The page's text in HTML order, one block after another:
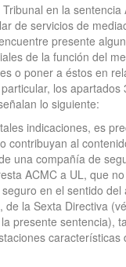
en la sentencia
de servicios de
presente
de la función del
o poner a éstos en
los apartados
lo siguiente:
indicaciones, es
contribuyan al
una compañía de
ACMC a UL, que
en el sentido del
de la Sexta Directiva
presente sentencia),
características